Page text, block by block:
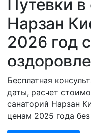
Путевки в
Нарзан
2026 год с
Бесплатная
даты, расчет
санаторий Нарзан
ценам 2025 года